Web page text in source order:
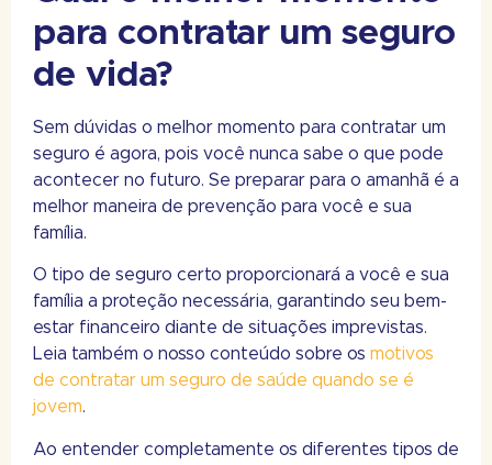
para contratar um seguro
de vida?
Sem dúvidas o melhor momento para contratar um
seguro é agora, pois você nunca sabe o que pode
acontecer no futuro. Se preparar para o amanhã é a
melhor maneira de prevenção para você e sua
família.
O tipo de seguro certo proporcionará a você e sua
família a proteção necessária, garantindo seu bem-
estar financeiro diante de situações imprevistas.
Leia também o nosso conteúdo sobre os motivos
de contratar um seguro de saúde quando se é
jovem.
Ao entender completamente os diferentes tipos de